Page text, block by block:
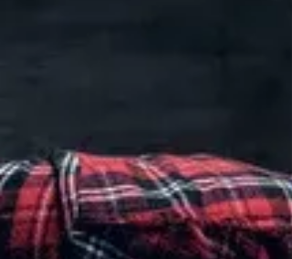
のテクニックとジャズ音楽のリズム感が融
した舞台芸術です。現代では大きく2種類
分かれています。 種類 特徴 子どもへの向
不向き クラシックジャズ バレエの基礎を
視。ターン・ジャンプが中心。発表会・舞